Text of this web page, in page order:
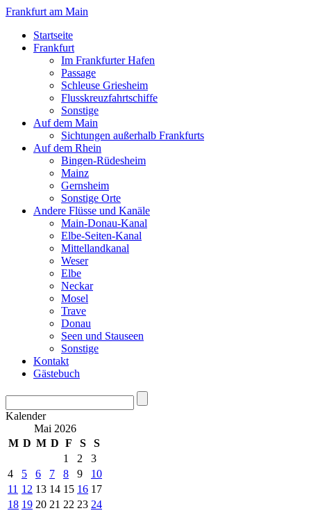
Frankfurt am Main
Startseite
Frankfurt
Im Frankfurter Hafen
Passage
Schleuse Griesheim
Flusskreuzfahrtschiffe
Sonstige
Auf dem Main
Sichtungen außerhalb Frankfurts
Auf dem Rhein
Bingen-Rüdesheim
Mainz
Gernsheim
Sonstige Orte
Andere Flüsse und Kanäle
Main-Donau-Kanal
Elbe-Seiten-Kanal
Mittellandkanal
Weser
Elbe
Neckar
Mosel
Trave
Donau
Seen und Stauseen
Sonstige
Kontakt
Gästebuch
Kalender
Mai 2026
M D M D F S
S
1
2
3
4
5 6 7 8 9
10
11 12 13 14 15 16 17
18 19 20 21 22 23 24